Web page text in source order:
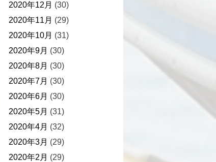
2020年12月 (30)
2020年11月 (29)
2020年10月 (31)
2020年9月 (30)
2020年8月 (30)
2020年7月 (30)
2020年6月 (30)
2020年5月 (31)
2020年4月 (32)
2020年3月 (29)
2020年2月 (29)